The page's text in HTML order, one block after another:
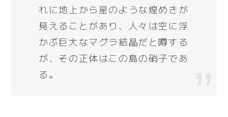
れに地上から星のような煌めきが
見えることがあり、人々は空に浮
かぶ巨大なマグラ結晶だと噂する
が、その正体はこの島の硝子であ
る。